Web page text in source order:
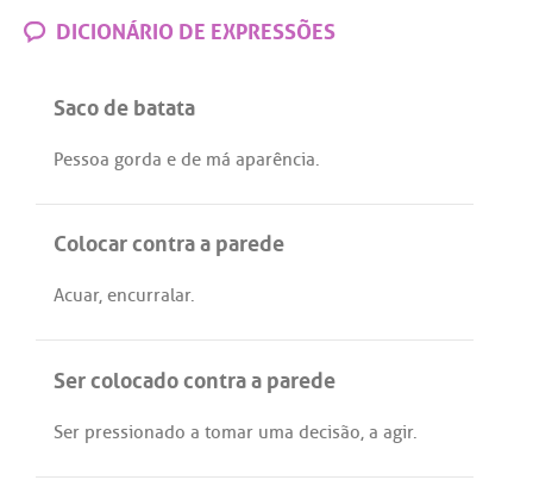
DICIONÁRIO DE EXPRESSÕES
Saco de batata
Pessoa gorda e de má aparência.
Colocar contra a parede
Acuar, encurralar.
Ser colocado contra a parede
Ser pressionado a tomar uma decisão, a agir.